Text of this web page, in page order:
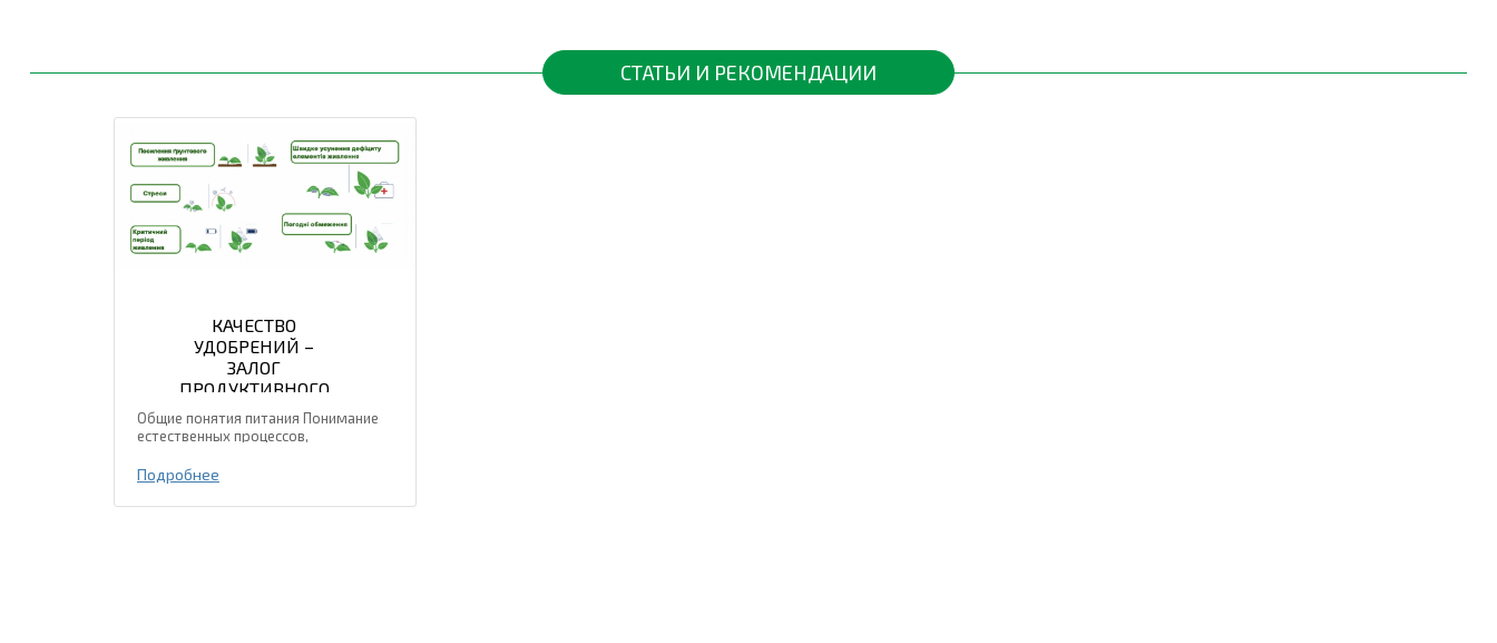
СТАТЬИ И РЕКОМЕНДАЦИИ
КАЧЕСТВО
УДОБРЕНИЙ –
ЗАЛОГ
ПРОДУКТИВНОГО
РАСТЕНИЙ
Общие понятия питания Понимание
естественных процессов,
удобрениях, позволяет управлять
процессом питания растений более
успешно и эффективно. Агрохимия
Подробнее